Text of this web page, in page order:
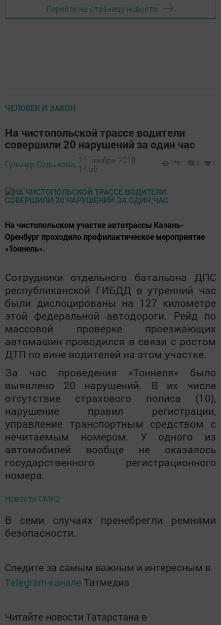
Перейти на страницу новости
ЧЕЛОВЕК И ЗАКОН
На чистопольской трассе водители
совершили 20 нарушений за один час
Гульнур Садыкова, 21 ноября 2018 -
14:56
1761 0 1
На чистопольском участке автотрассы Казань-
Оренбург проходило профилактическое мероприятие
«Тоннель».
Сотрудники отдельного батальона ДПС
республиканской ГИБДД в утренний час
были дислоцированы на 127 километре
этой федеральной автодороги. Рейд по
массовой проверке проезжающих
автомашин проводился в связи с ростом
ДТП по вине водителей на этом участке.
За час проведения «Тоннеля» было
выявлено 20 нарушений. В их числе
отсутствие страхового полиса (10),
нарушение правил регистрации,
управление транспортным средством с
нечитаемым номером. У одного из
автомобилей вообще не оказалось
государственного регистрационного
номера.
Новости СМИ2
В семи случаях пренебрегли ремнями
безопасности.
Следите за самым важным и интересным в
Telegram-канале Татмедиа
Читайте новости Татарстана в